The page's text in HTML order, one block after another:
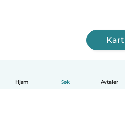
Hjem Søk Avtaler
Kart